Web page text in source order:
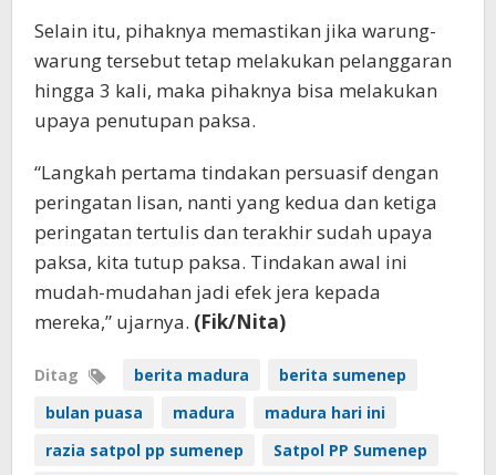
Selain itu, pihaknya memastikan jika warung-
warung tersebut tetap melakukan pelanggaran
hingga 3 kali, maka pihaknya bisa melakukan
upaya penutupan paksa.
“Langkah pertama tindakan persuasif dengan
peringatan lisan, nanti yang kedua dan ketiga
peringatan tertulis dan terakhir sudah upaya
paksa, kita tutup paksa. Tindakan awal ini
mudah-mudahan jadi efek jera kepada
mereka,” ujarnya. (Fik/Nita)
Ditag berita madura
berita sumenep
bulan puasa
madura
madura hari ini
razia satpol pp sumenep
Satpol PP Sumenep